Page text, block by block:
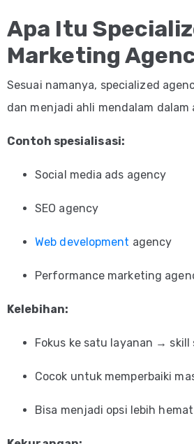
Apa Itu
Marketing
Sesuai namanya, specialized
dan menjadi ahli mendalam dalam
Contoh spesialisasi:
Social media ads agency
SEO agency
Web development agency
Performance marketing
Kelebihan:
Fokus ke satu layanan → skill
Cocok untuk memperbaiki
Bisa menjadi opsi lebih